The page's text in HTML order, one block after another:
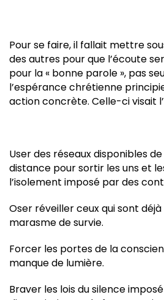
Pour se faire, il fallait mettre
des autres pour que l’écoute
pour la « bonne parole », pas
l’espérance chrétienne
action concrète. Celle-ci visait
User des réseaux disponibles
distance pour sortir les uns et
l’isolement imposé par des
Oser réveiller ceux qui sont
marasme de survie.
Forcer les portes de la
manque de lumière.
Braver les lois du silence